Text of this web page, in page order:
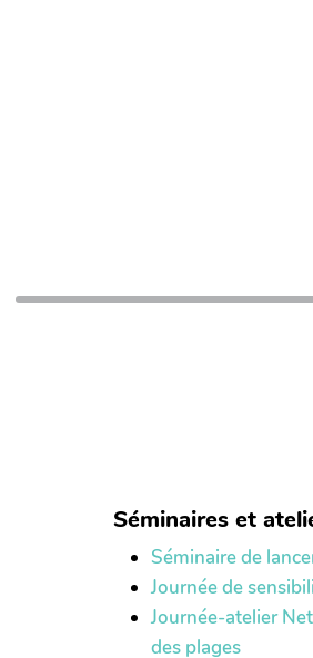
Séminaires et
Séminaire de
Journée de
Journée-atelier
des plages